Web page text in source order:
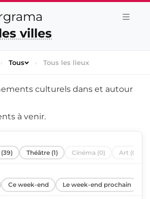
villes
› Tous › Tous les lieux
culturels dans et autour
à venir.
Théâtre (1) Cinéma (0) Art (0)
Ce week-end Le week-end prochain